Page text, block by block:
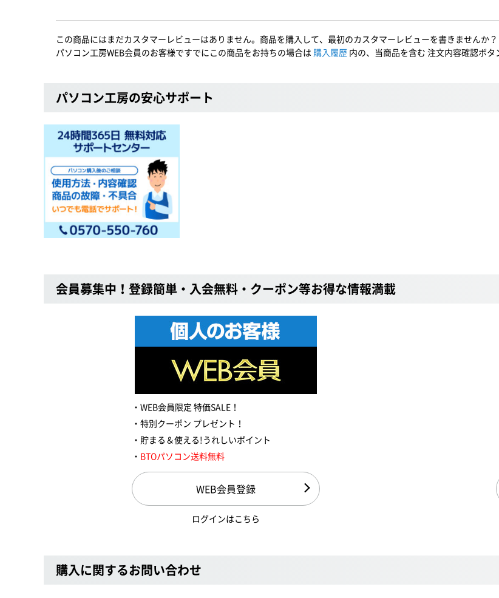
この商品にはまだカスタマーレビューはありません。商品を購入して、最初のカスタマーレビューを書きませんか？
パソコン工房WEB会員のお客様ですでにこの商品をお持ちの場合は 購入履歴 内の、当商品を含む 注文内容確認ボ
パソコン工房の安心サポート
会員募集中！登録簡単・入会無料・クーポン等お得な情報満載
WEB会員限定 特価SALE！
特別クーポン プレゼント！
貯まる＆使える!うれしいポイント
BTOパソコン送料無料
WEB会員登録
ログインはこちら
購入に関するお問い合わせ